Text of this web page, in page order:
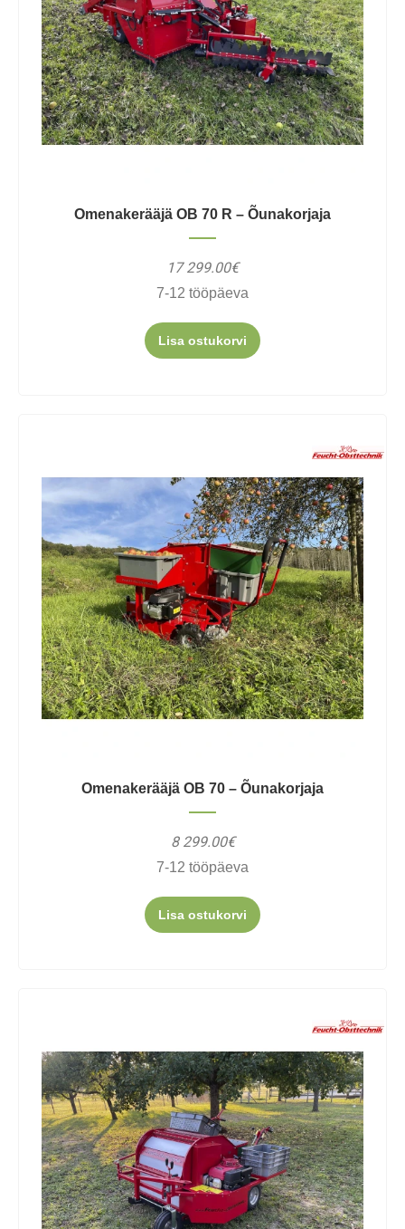
Omenakerääjä OB 70 R – Õunakorjaja
17 299.00€
7-12 tööpäeva
Lisa ostukorvi
Omenakerääjä OB 70 – Õunakorjaja
8 299.00€
7-12 tööpäeva
Lisa ostukorvi